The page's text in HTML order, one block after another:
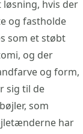
løsning, hvis der
og fastholde
som et støbt
og der
og form,
sig til de
som
har